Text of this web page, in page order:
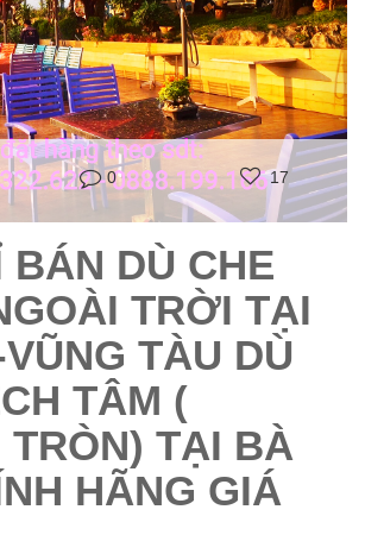
0 17
DÙ CHE
TRỜI TẠI
TÀU DÙ
TÂM (
TRÒN) TẠI BÀ
HÃNG GIÁ